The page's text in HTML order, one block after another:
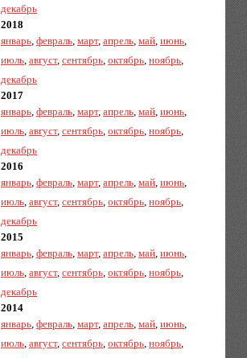
декабрь
2018
январь,февраль,март,апрель,май,июнь,
июль,август,сентябрь,октябрь,ноябрь,
декабрь
2017
январь,февраль,март,апрель,май,июнь,
июль,август,сентябрь,октябрь,ноябрь,
декабрь
2016
январь,февраль,март,апрель,май,июнь,
июль,август,сентябрь,октябрь,ноябрь,
декабрь
2015
январь,февраль,март,апрель,май,июнь,
июль,август,сентябрь,октябрь,ноябрь,
декабрь
2014
январь,февраль,март,апрель,май,июнь,
июль,август,сентябрь,октябрь,ноябрь,